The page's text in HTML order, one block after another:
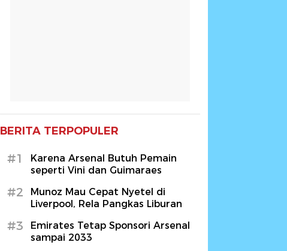
BERITA TERPOPULER
#1
Karena Arsenal Butuh Pemain
seperti Vini dan Guimaraes
#2
Munoz Mau Cepat Nyetel di
Liverpool, Rela Pangkas Liburan
#3
Emirates Tetap Sponsori Arsenal
sampai 2033